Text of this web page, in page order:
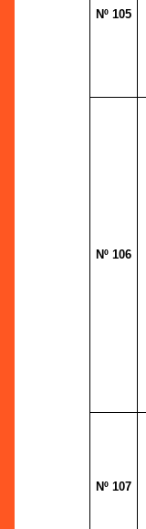
Nº 105
Nº 106
Nº 107